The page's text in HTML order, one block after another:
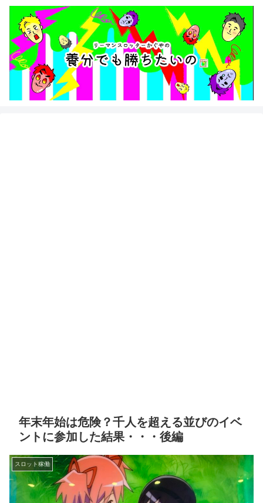
年末年始は危険？千人を超える並びのイベ
ントに参加した結果・・・後編
スロット稼働